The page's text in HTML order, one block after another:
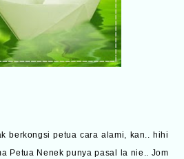
berkongsi petua cara alami, kan.. hihi
Petua Nenek punya pasal la nie.. Jom